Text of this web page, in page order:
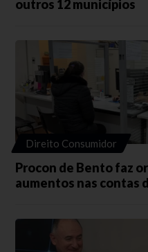
outros 12 municípios
Direito Consumidor
Procon de Bento faz
aumentos nas contas